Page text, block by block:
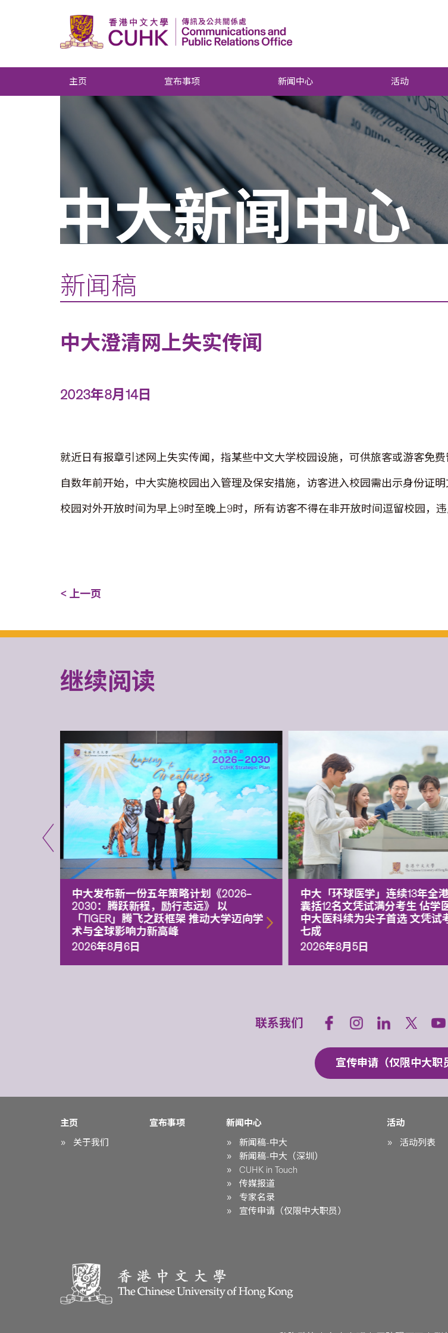
主页 宣布事项 新闻中心 活动
中大新闻中心
新闻稿
中大澄清网上失实传闻
2023年8月14日
就近日有报章引述网上失实传闻，指某些中文大学校园设施，可供旅客或游客免
自数年前开始，中大实施校园出入管理及保安措施，访客进入校园需出示身份证
校园对外开放时间为早上9时至晚上9时，所有访客不得在非开放时间逗留校园，
< 上一页
继续阅读
中大发布新一份五年策略计划《2026‒
2030：腾跃新程，励行志远》 以
「TIGER」腾飞之跃框架 推动大学迈向学
术与全球影响力新高峰
2026年8月6日
中大「环球医学」连续13年全
囊括12名文凭试满分考生 佔学
中大医科续为尖子首选 文凭试
七成
2026年8月5日
联系我们
宣传申请（仅限中大职
主页
关于我们
宣布事项
新闻中心
新闻稿-中大
新闻稿-中大（深圳）
CUHK in Touch
传媒报道
专家名录
宣传申请（仅限中大职员）
活动
活动列表